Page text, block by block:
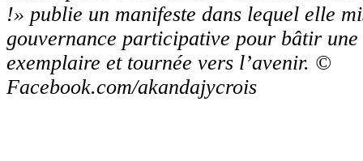
!» publie un manifeste dans lequel elle
gouvernance participative pour bâtir une
exemplaire et tournée vers l’avenir. ©
Facebook.com/akandajycrois